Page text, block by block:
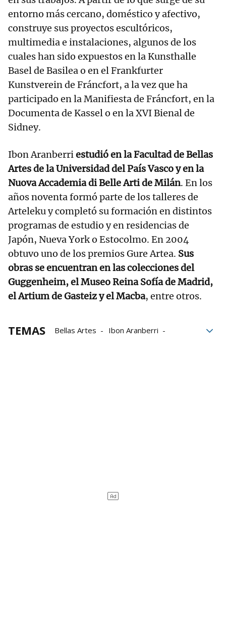
entorno más cercano, doméstico y afectivo,
construye sus proyectos escultóricos,
multimedia e instalaciones, algunos de los
cuales han sido expuestos en la Kunsthalle
Basel de Basilea o en el Frankfurter
Kunstverein de Fráncfort, a la vez que ha
participado en la Manifiesta de Fráncfort, en la
Documenta de Kassel o en la XVI Bienal de
Sidney.
Ibon Aranberriestudió en la Facultad de Bellas
Artes de la Universidad del País Vasco y en la
Nuova Accademia di Belle Arti de Milán. En los
años noventa formó parte de los talleres de
Arteleku y completó su formación en distintos
programas de estudio y en residencias de
Japón, Nueva York o Estocolmo. En 2004
obtuvo uno de los premios Gure Artea. Sus
obras se encuentran en las colecciones del
Guggenheim, el Museo Reina Sofía de Madrid,
el Artium de Gasteiz y el Macba, entre otros.
TEMAS Bellas Artes
Ibon Aranberri